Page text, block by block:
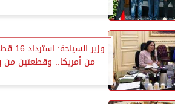
وزير
من أمريكا.. وقطعتين من